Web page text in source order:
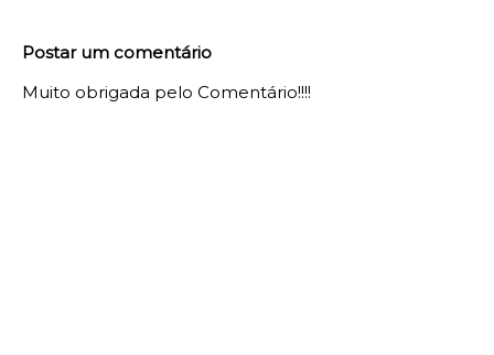
Postar um comentário
Muito obrigada pelo Comentário!!!!